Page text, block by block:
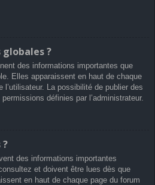
globales ?
des informations importantes que
Elles apparaissent en haut de chaque
l’utilisateur. La possibilité de publier des
définies par l’administrateur.
des informations importantes
et doivent être lues dès que
en haut de chaque page du forum